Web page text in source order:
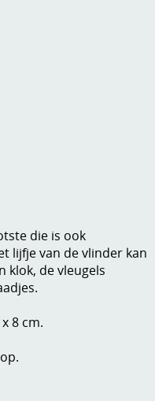
die is ook
lijfje van de vlinder kan
klok, de vleugels
8 cm.